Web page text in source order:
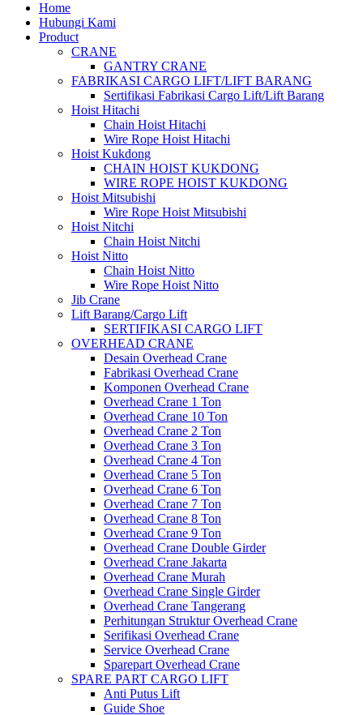
Home
Hubungi Kami
Product
CRANE
GANTRY CRANE
FABRIKASI CARGO LIFT/LIFT BARANG
Sertifikasi Fabrikasi Cargo Lift/Lift Barang
Hoist Hitachi
Chain Hoist Hitachi
Wire Rope Hoist Hitachi
Hoist Kukdong
CHAIN HOIST KUKDONG
WIRE ROPE HOIST KUKDONG
Hoist Mitsubishi
Wire Rope Hoist Mitsubishi
Hoist Nitchi
Chain Hoist Nitchi
Hoist Nitto
Chain Hoist Nitto
Wire Rope Hoist Nitto
Jib Crane
Lift Barang/Cargo Lift
SERTIFIKASI CARGO LIFT
OVERHEAD CRANE
Desain Overhead Crane
Fabrikasi Overhead Crane
Komponen Overhead Crane
Overhead Crane 1 Ton
Overhead Crane 10 Ton
Overhead Crane 2 Ton
Overhead Crane 3 Ton
Overhead Crane 4 Ton
Overhead Crane 5 Ton
Overhead Crane 6 Ton
Overhead Crane 7 Ton
Overhead Crane 8 Ton
Overhead Crane 9 Ton
Overhead Crane Double Girder
Overhead Crane Jakarta
Overhead Crane Murah
Overhead Crane Single Girder
Overhead Crane Tangerang
Perhitungan Struktur Overhead Crane
Serifikasi Overhead Crane
Service Overhead Crane
Sparepart Overhead Crane
SPARE PART CARGO LIFT
Anti Putus Lift
Guide Shoe